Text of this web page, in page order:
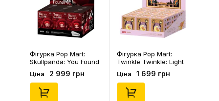
Фігурка Pop Mart:
Skullpanda: You Found
Me!: Plush Doll Pendant
Series (Blind Box: 1 з
10) (Secret Edition),
(29347)
Ціна 2 999 грн
Фігурка Pop Mart:
Twinkle Twinkle: Light
Up: Scene Sets Series
(Blind Box: 1 з 10)
(Secret Edition),
(21372)
Ціна 1 699 грн